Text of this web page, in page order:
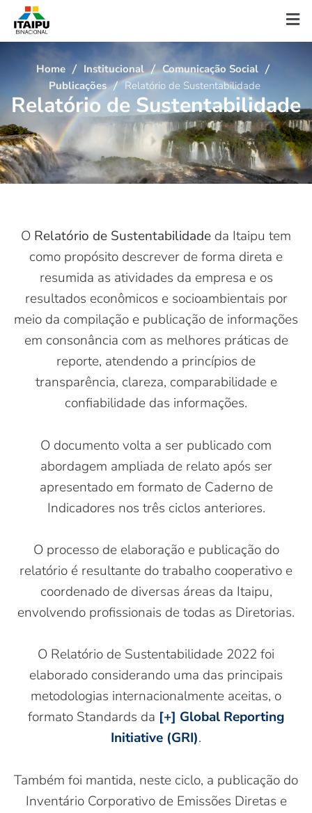
Home Institucional
Comunicação Social
Publicações
Relatório de Sustentabilidade
Relatório de Sustentabilidade
O Relatório de Sustentabilidade da Itaipu tem
como propósito descrever de forma direta e
resumida as atividades da empresa e os
resultados econômicos e socioambientais por
meio da compilação e publicação de informações
em consonância com as melhores práticas de
reporte, atendendo a princípios de
transparência, clareza, comparabilidade e
confiabilidade das informações.
O documento volta a ser publicado com
abordagem ampliada de relato após ser
apresentado em formato de Caderno de
Indicadores nos três ciclos anteriores.
O processo de elaboração e publicação do
relatório é resultante do trabalho cooperativo e
coordenado de diversas áreas da Itaipu,
envolvendo profissionais de todas as Diretorias.
O Relatório de Sustentabilidade 2022 foi
elaborado considerando uma das principais
metodologias internacionalmente aceitas, o
formato Standards da [+] Global Reporting
Initiative (GRI).
Também foi mantida, neste ciclo, a publicação do
Inventário Corporativo de Emissões Diretas e